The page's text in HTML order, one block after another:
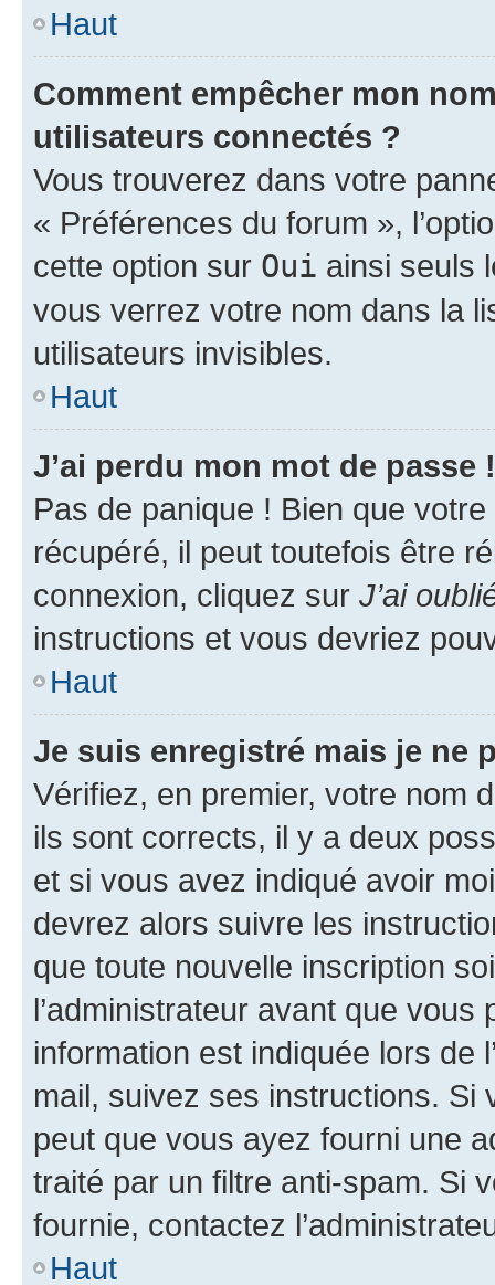
Haut
Comment empêcher mon
utilisateurs connectés ?
Vous trouverez dans votre
« Préférences du forum »,
cette option sur Oui ainsi seuls
vous verrez votre nom dans la
utilisateurs invisibles.
Haut
J’ai perdu mon mot de passe !
Pas de panique ! Bien que
récupéré, il peut toutefois être
connexion, cliquez sur J’ai
instructions et vous devriez
Haut
Je suis enregistré mais je ne
Vérifiez, en premier, votre nom
ils sont corrects, il y a deux
et si vous avez indiqué avoir
devrez alors suivre les
que toute nouvelle inscription
l’administrateur avant que
information est indiquée lors de
mail, suivez ses instructions. Si
peut que vous ayez fourni une
traité par un filtre anti-spam. Si
fournie, contactez
Haut